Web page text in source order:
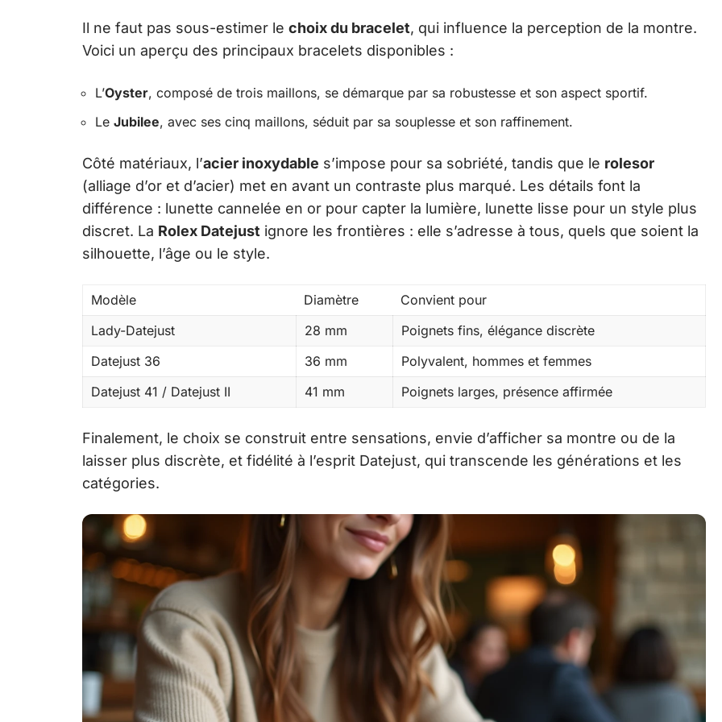
Il ne faut pas sous-estimer le choix du bracelet, qui influence la perception de la montre.
Voici un aperçu des principaux bracelets disponibles :
L’Oyster, composé de trois maillons, se démarque par sa robustesse et son aspect sportif.
Le Jubilee, avec ses cinq maillons, séduit par sa souplesse et son raffinement.
Côté matériaux, l’acier inoxydable s’impose pour sa sobriété, tandis que le rolesor
(alliage d’or et d’acier) met en avant un contraste plus marqué. Les détails font la
différence : lunette cannelée en or pour capter la lumière, lunette lisse pour un style plus
discret. La Rolex Datejust ignore les frontières : elle s’adresse à tous, quels que soient la
silhouette, l’âge ou le style.
Modèle Diamètre
Convient pour
Lady-Datejust
28 mm
Poignets fins, élégance discrète
Datejust 36
36 mm
Polyvalent, hommes et femmes
Datejust 41 / Datejust II
41 mm Poignets larges, présence affirmée
Finalement, le choix se construit entre sensations, envie d’afficher sa montre ou de la
laisser plus discrète, et fidélité à l’esprit Datejust, qui transcende les générations et les
catégories.